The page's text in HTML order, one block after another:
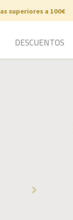
superiores a 100€
DESCUENTOS